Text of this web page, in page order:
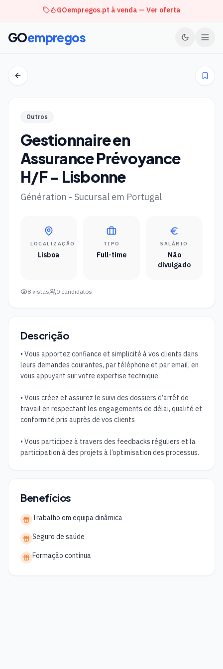
GOempregos.pt à venda — Ver oferta
GOempregos
Outros
Gestionnaire en
Assurance Prévoyance
H/F – Lisbonne
Génération - Sucursal em Portugal
LOCALIZAÇÃO
Lisboa
TIPO
Full-time
SALÁRIO
Não
divulgado
8 vistas 0 candidatos
Descrição
• Vous apportez confiance et simplicité à vos clients dans
leurs demandes courantes, par téléphone et par email, en
vous appuyant sur votre expertise technique.
• Vous créez et assurez le suivi des dossiers d’arrêt de
travail en respectant les engagements de délai, qualité et
conformité pris auprès de vos clients
• Vous participez à travers des feedbacks réguliers et la
participation à des projets à l’optimisation des processus.
Benefícios
Trabalho em equipa dinâmica
Seguro de saúde
Formação contínua